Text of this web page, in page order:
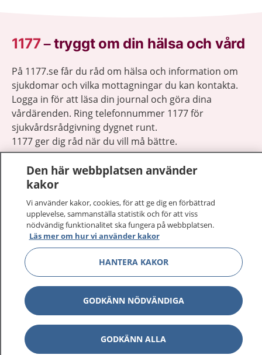
1177–tryggt om din hälsa och vård
På 1177.se får du råd om hälsa och information om
sjukdomar och vilka mottagningar du kan kontakta.
Logga in för att läsa din journal och göra dina
vårdärenden. Ring telefonnummer 1177 för
sjukvårdsrådgivning dygnet runt.
1177 ger dig råd när du vill må bättre.
1177 på flera språk
Om 1177 Visa
Visa
Behandling av personuppgifter
Den här webbplatsen använder
kakor
Vi använder kakor, cookies, för att ge dig en förbättrad
upplevelse, sammanställa statistik och för att viss
nödvändig funktionalitet ska fungera på webbplatsen.
Läs mer om hur vi använder kakor
HANTERA KAKOR
GODKÄNN NÖDVÄNDIGA
GODKÄNN ALLA